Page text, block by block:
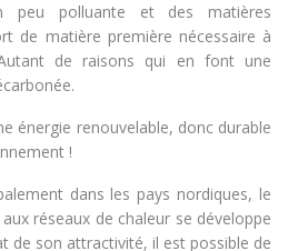
peu polluante et des matières
de matière première nécessaire à
de raisons qui en font une
énergie renouvelable, donc durable
!
dans les pays nordiques, le
réseaux de chaleur se développe
de son attractivité, il est possible de